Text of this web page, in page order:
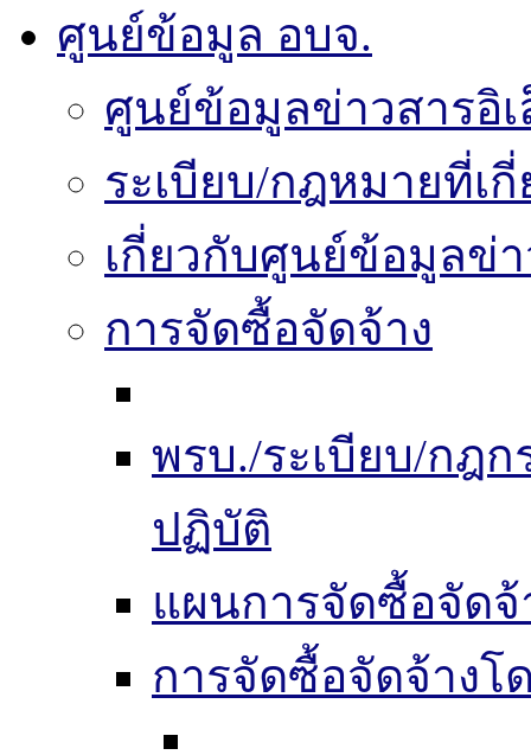
ศูนย์ข้อมูล อบจ.
ศูนย์ข้อมูลข่าวสารอิ
ระเบียบ/กฎหมายที่เ
เกี่ยวกับศูนย์ข้อมูลข่
การจัดซื้อจัดจ้าง
พรบ./ระเบียบ/กฎ
ปฏิบัติ
แผนการจัดซื้อจัดจ้
การจัดซื้อจัดจ้าง